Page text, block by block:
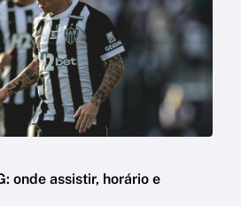
onde assistir, horário e